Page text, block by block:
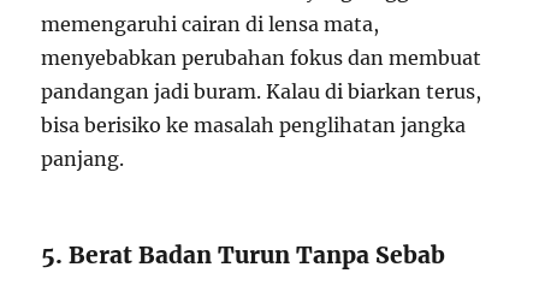
memengaruhi cairan di lensa mata,
menyebabkan perubahan fokus dan membuat
pandangan jadi buram. Kalau di biarkan terus,
bisa berisiko ke masalah penglihatan jangka
panjang.
5. Berat Badan Turun Tanpa Sebab